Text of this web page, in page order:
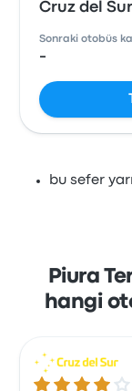
Cruz del Sur
Sonraki otobüs
-
bu sefer
Piura
hangi
4.1 üzerinden 5